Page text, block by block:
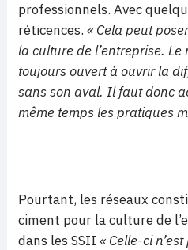
professionnels. Avec
réticences. « Cela peut
la culture de l’entreprise. Le
toujours ouvert à ouvrir la
sans son aval. Il faut donc
même temps les pratiques
Pourtant, les réseaux
ciment pour la culture de
dans les SSII « Celle-ci